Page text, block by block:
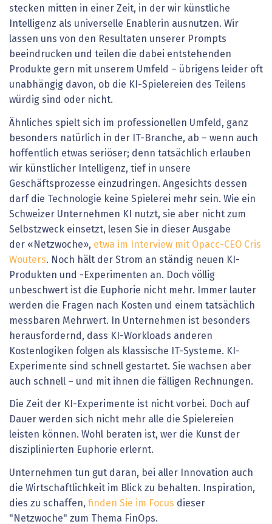
stecken mitten in einer Zeit, in der wir künst­liche
Intelligenz als universelle Enablerin ausnutzen. Wir
lassen uns von den Resultaten unserer Prompts
beeindrucken und ­teilen die dabei entstehenden
Produkte gern mit unserem Umfeld – übrigens leider oft
unabhängig davon, ob die KI-Spielereien des Teilens
würdig sind oder nicht.
Ähnliches spielt sich im professionellen Umfeld, ganz
besonders natürlich in der IT-Branche, ab – wenn auch
hoffentlich etwas seriöser; denn tatsächlich erlauben
wir künstlicher Intelligenz, tief in unsere
Geschäftsprozesse einzudringen. Angesichts dessen
darf die Technologie keine Spielerei mehr sein. Wie ein
Schweizer Unternehmen KI nutzt, sie aber nicht zum
Selbstzweck einsetzt, lesen Sie in dieser Ausgabe
der «Netzwoche», etwa im Interview mit Opacc-CEO Cris
Wouters. Noch hält der Strom an ständig neuen KI-
Produkten und -Experimenten an. Doch völlig
unbeschwert ist die Euphorie nicht mehr. Immer lauter
werden die Fragen nach Kosten und einem tatsächlich
messbaren Mehrwert. In Unternehmen ist besonders
herausfordernd, dass KI-Workloads ­anderen
Kostenlogiken folgen als klassische IT-Systeme. KI-
Experimente sind schnell gestartet. Sie wachsen aber
auch schnell – und mit ihnen die fälligen Rechnungen.
Die Zeit der KI-Experimente ist nicht vorbei. Doch auf
Dauer werden sich nicht mehr alle die Spielereien
leisten können. Wohl beraten ist, wer die Kunst der
disziplinierten Euphorie ­erlernt.
Unternehmen tun gut daran, bei aller Innovation auch
die Wirtschaftlichkeit im Blick zu behalten. Inspiration,
dies zu schaffen, finden Sie im Focus dieser
"Netzwoche" zum Thema FinOps.